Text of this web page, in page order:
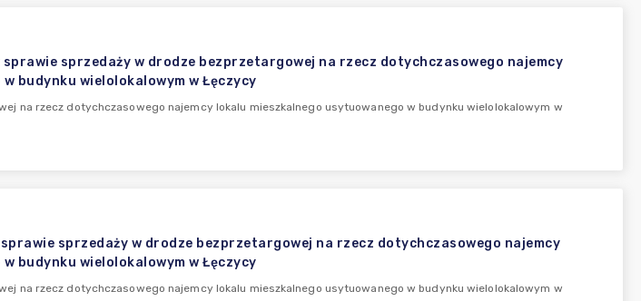
sprzedaży w drodze bezprzetargowej na rzecz dotychczasowego najemcy
budynku wielolokalowym w Łęczycy
na rzecz dotychczasowego najemcy lokalu mieszkalnego usytuowanego w budynku wielolokalowym w
sprzedaży w drodze bezprzetargowej na rzecz dotychczasowego najemcy
budynku wielolokalowym w Łęczycy
na rzecz dotychczasowego najemcy lokalu mieszkalnego usytuowanego w budynku wielolokalowym w